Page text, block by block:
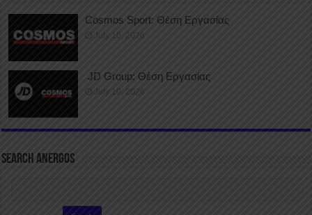
Cosmos Sport: Θέση Εργασίας
July 10, 2026
JD Group: Θέση Εργασίας
July 10, 2026
SEARCH ANERGOS